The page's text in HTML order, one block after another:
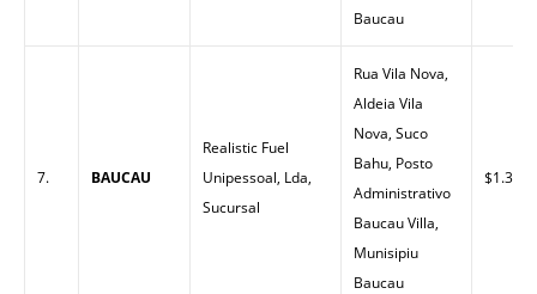
Baucau
7. BAUCAU
Realistic Fuel
Unipessoal, Lda,
Sucursal
Rua Vila Nova,
Aldeia Vila
Nova, Suco
Bahu, Posto
Administrativo
Baucau Villa,
Munisipiu
Baucau
$1.30